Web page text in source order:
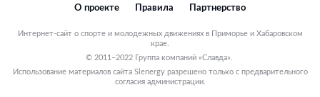
О проекте Правила Партнерство
Интернет-сайт о спорте и молодежных движениях в Приморье и Хабаровском
крае.
© 2011–2022 Группа компаний «Славда».
Использование материалов сайта Slenergy разрешено только с предварительного
согласия администрации.